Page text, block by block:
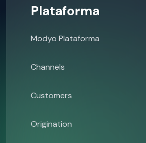
Plataforma
Modyo Plataforma
Channels
Customers
Origination